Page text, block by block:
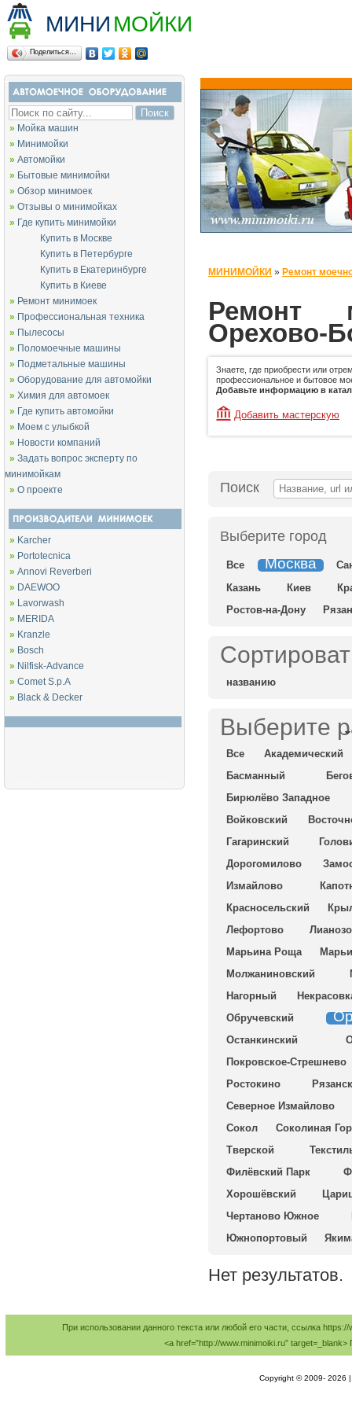
МИНИ МОЙКИ
Поделиться…
» Мойка машин
» Минимойки
» Автомойки
» Бытовые минимойки
» Обзор минимоек
» Отзывы о минимойках
» Где купить минимойки
Купить в Москве
Купить в Петербурге
Купить в Екатеринбурге
Купить в Киеве
» Ремонт минимоек
» Профессиональная техника
» Пылесосы
» Поломоечные машины
» Подметальные машины
» Оборудование для автомойки
» Химия для автомоек
» Где купить автомойки
» Моем с улыбкой
» Новости компаний
» Задать вопрос эксперту по
минимойкам
» О проекте
» Karcher
» Portotecnica
» Annovi Reverberi
» DAEWOO
» Lavorwash
» MERIDA
» Kranzle
» Bosch
» Nilfisk-Advance
» Comet S.p.A
» Black & Decker
МИНИМОЙКИ » Ремонт
Ремонт
Орехово-
Знаете, где приобрести или
профессиональное и бытовое
Добавьте информацию в
Добавить мастерскую
Поиск
Выберите город
Все Москва
Казань
Киев
Ростов-на-Дону
названию
Выберите
Все
Академический
Басманный
Бирюлёво Западное
Войковский
Гагаринский
Дорогомилово
Измайлово
Красносельский
Лефортово
Марьина Роща
Молжаниновский
Нагорный
Обручевский
Останкинский
Покровское-Стрешнево
Ростокино
Северное Измайлово
Сокол
Соколиная
Тверской
Филёвский Парк
Хорошёвский
Чертаново Южное
Южнопортовый
Нет результатов.
При использовании данного текста или любой его части, ссылка
<a href=”http://www.minimoiki.ru”
Copyright © 2009- 2026